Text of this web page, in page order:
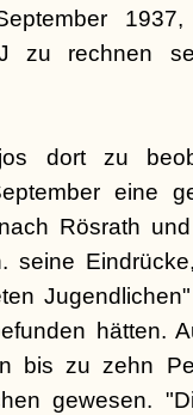
zu rechnen
dort zu
eine
Rösrath
seine
hätten.
bis zu zehn
gewesen.